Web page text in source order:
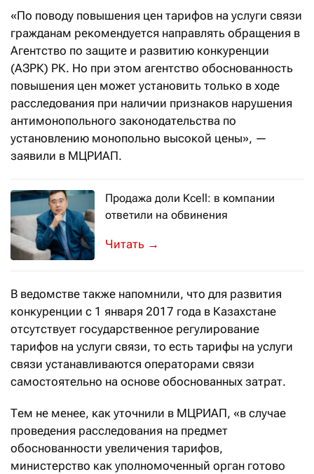
«По поводу повышения цен тарифов на услуги связи
гражданам рекомендуется направлять обращения в
Агентство по защите и развитию конкуренции
(АЗРК) РК. Но при этом агентство обоснованность
повышения цен может установить только в ходе
расследования при наличии признаков нарушения
антимонопольного законодательства по
установлению монопольно высокой цены», —
заявили в МЦРИАП.
Продажа доли Kcell: в компании
ответили на обвинения
Председатель правления Kcell
→
В ведомстве также напомнили, что для развития
конкуренции с 1 января 2017 года в Казахстане
отсутствует государственное регулирование
тарифов на услуги связи, то есть тарифы на услуги
связи устанавливаются операторами связи
самостоятельно на основе обоснованных затрат.
Тем не менее, как уточнили в МЦРИАП, «в случае
проведения расследования на предмет
обоснованности увеличения тарифов,
министерство как уполномоченный орган готово